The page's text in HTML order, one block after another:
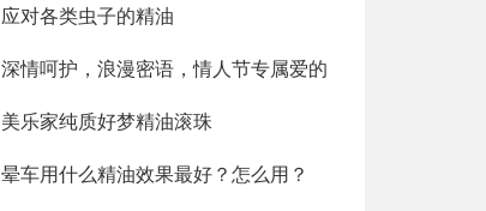
应对各类虫子的精油
深情呵护，浪漫密语，情人节专属爱的
美乐家纯质好梦精油滚珠
晕车用什么精油效果最好？怎么用？